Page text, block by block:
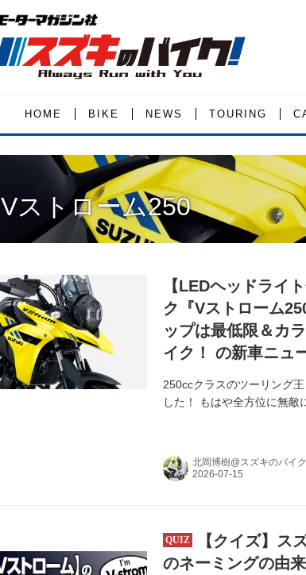
HOME BIKE NEWS TOURING
Vストローム250
【LEDヘッドライ
ク『Vストローム
ップは最低限＆カ
イク！ の新車ニュ
250ccクラスのツーリング
した！ もはや全方位に無
北岡博樹@スズキのバイク
【クイズ】ス
のネーミングの由